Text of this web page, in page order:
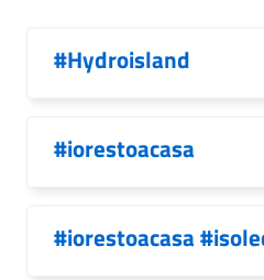
#Hydroisland
#iorestoacasa
#iorestoacasa